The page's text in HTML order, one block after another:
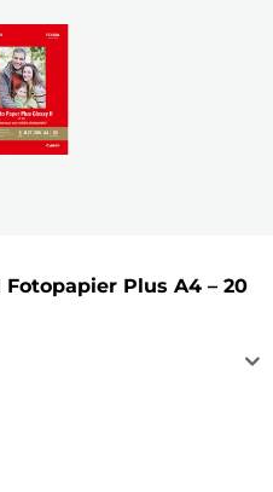
Fotopapier Plus A4 – 20